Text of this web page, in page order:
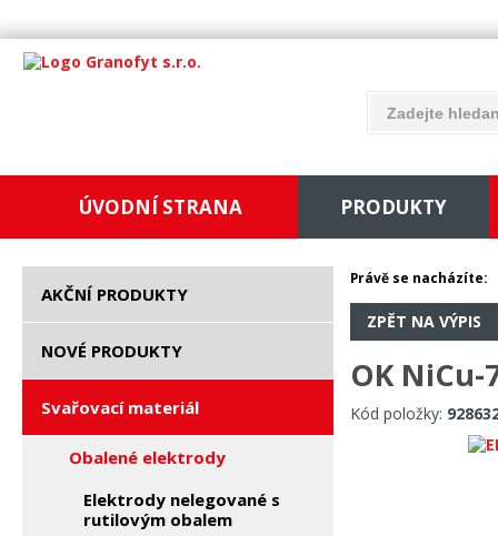
ÚVODNÍ STRANA PRODUKTY
AKČNÍ PRODUKTY
NOVÉ PRODUKTY
Svařovací materiál
Obalené elektrody
Elektrody nelegované s
rutilovým obalem
Právě se nacházíte:
ZPĚT NA VÝPIS
OK NiCu-
Kód položky: